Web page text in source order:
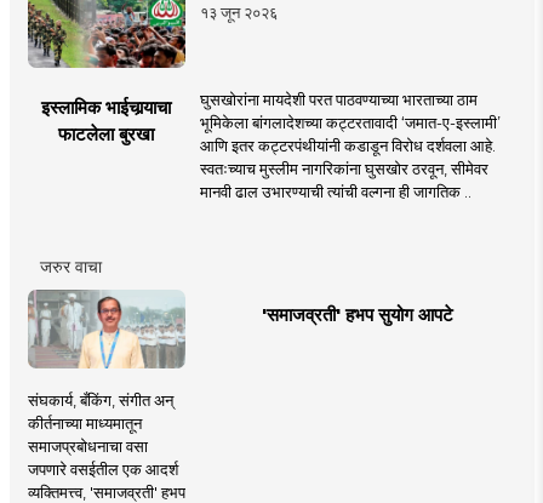
१३ जून २०२६
इस्लामिक भाईचार्‍याचा
फाटलेला बुरखा
घुसखोरांना मायदेशी परत पाठवण्याच्या भारताच्या ठाम
भूमिकेला बांगलादेशच्या कट्टरतावादी ‘जमात-ए-इस्लामी’
आणि इतर कट्टरपंथीयांनी कडाडून विरोध दर्शवला आहे.
स्वतःच्याच मुस्लीम नागरिकांना घुसखोर ठरवून, सीमेवर
मानवी ढाल उभारण्याची त्यांची वल्गना ही जागतिक ..
जरुर वाचा
'समाजव्रती' हभप सुयोग आपटे
संघकार्य, बँकिंग, संगीत अन्
कीर्तनाच्या माध्यमातून
समाजप्रबोधनाचा वसा
जपणारे वसईतील एक आदर्श
व्यक्तिमत्त्व, 'समाजव्रती' हभप